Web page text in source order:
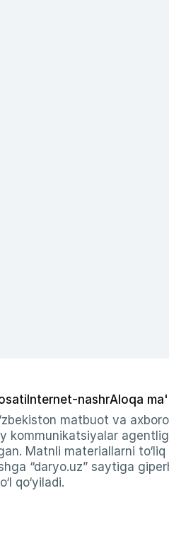
Internet-nashrAloqa
matbuot va
kommunikatsiyalar
Matnli materiallarni
“daryo.uz” saytiga
qo‘yiladi.